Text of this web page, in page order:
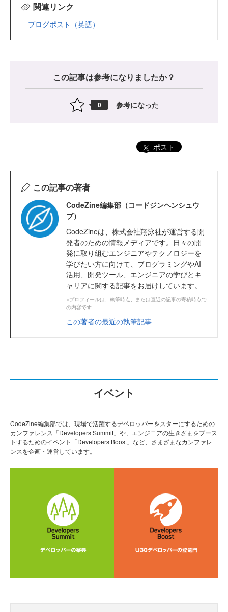
関連リンク
ブログポスト（英語）
この記事は参考になりましたか？
0 参考になった
ポスト
この記事の著者
CodeZine編集部（コードジンヘンシュウ
ブ）
CodeZineは、株式会社翔泳社が運営する開
発者のための情報メディアです。日々の開
発に取り組むエンジニアやテクノロジーを
学びたい方に向けて、プログラミングやAI
活用、開発ツール、エンジニアの学びとキ
ャリアに関する記事をお届けしています。
※プロフィールは、執筆時点、または直近の記事の寄稿時点で
の内容です
この著者の最近の執筆記事
イベント
CodeZine編集部では、現場で活躍するデベロッパーをスターにするための
カンファレンス「Developers Summit」や、エンジニアの生きざまをブース
トするためのイベント「Developers Boost」など、さまざまなカンファレ
ンスを企画・運営しています。